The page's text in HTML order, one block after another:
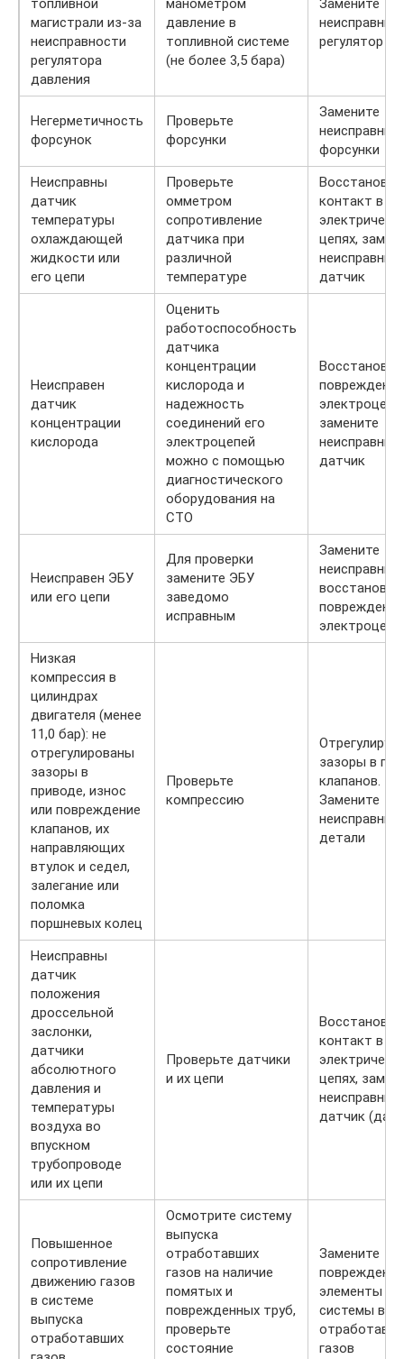
топливной
магистрали из-за
неисправности
регулятора
давления
манометром
давление в
топливной системе
(не более 3,5 бара)
Замените
неисправный
регулятор
Негерметичность
форсунок
Проверьте
форсунки
Замените
неисправные
форсунки
Неисправны
датчик
температуры
охлаждающей
жидкости или
его цепи
Проверьте
омметром
сопротивление
датчика при
различной
температуре
контакт в
цепях,
неисправный
датчик
Неисправен
датчик
концентрации
кислорода
Оценить
работоспособность
датчика
концентрации
кислорода и
надежность
соединений его
электроцепей
можно с помощью
диагностического
оборудования на
СТО
электроцепи,
замените
неисправный
датчик
Неисправен ЭБУ
или его цепи
Для проверки
замените ЭБУ
заведомо
исправным
Замените
неисправный
электроцепи
Низкая
компрессия в
цилиндрах
двигателя (менее
11,0 бар): не
отрегулированы
зазоры в
приводе, износ
или повреждение
клапанов, их
направляющих
втулок и седел,
залегание или
поломка
поршневых колец
Проверьте
компрессию
зазоры в
клапанов.
Замените
неисправные
детали
Неисправны
датчик
положения
дроссельной
заслонки,
датчики
абсолютного
давления и
температуры
воздуха во
впускном
трубопроводе
или их цепи
Проверьте датчики
и их цепи
контакт в
цепях,
неисправный
датчик
Повышенное
сопротивление
движению газов
в системе
выпуска
отработавших
Осмотрите систему
выпуска
отработавших
газов на наличие
помятых и
поврежденных труб,
проверьте
состояние
Замените
элементы
системы
газов